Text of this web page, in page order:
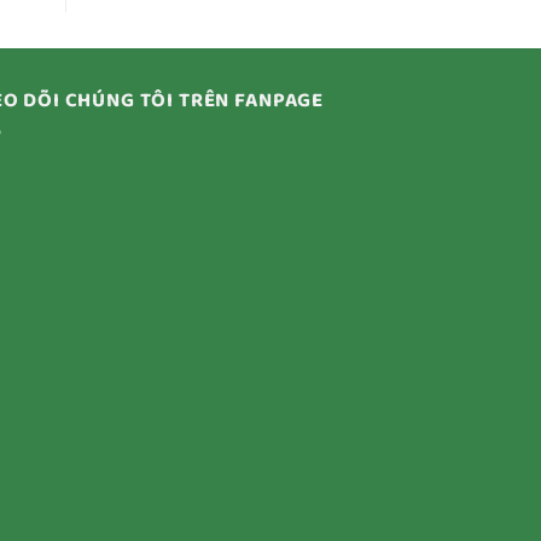
DÕI CHÚNG TÔI TRÊN FANPAGE